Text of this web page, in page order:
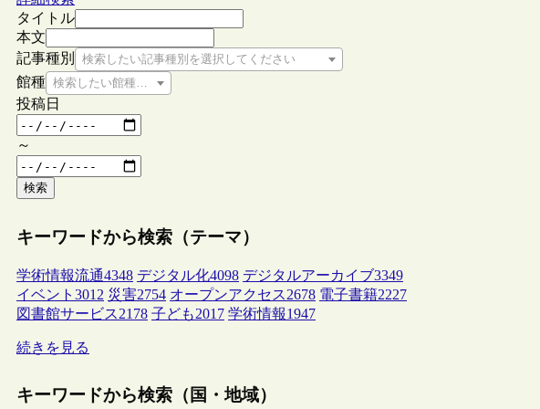
タイトル
本文
記事種別
検索したい記事種別を選択してください
館種 検索したい館種を選択してください
投稿日
～
検索
キーワードから検索（テーマ）
学術情報流通4348 デジタル化4098 デジタルアーカイブ3349
イベント 3012 災害2754 オープンアクセス2678 電子書籍2227
図書館サービス2178 子ども2017 学術情報1947
続きを見る
キーワードから検索（国・地域）